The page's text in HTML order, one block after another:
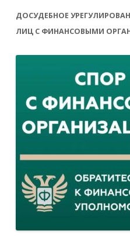
ДОСУДЕБНОЕ
ЛИЦ С ФИНАНСОВЫМИ